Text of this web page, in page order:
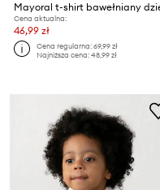
Cena aktualna:
46,99 zł
Cena regularna:69,99 zł
Najniższa cena:48,99 zł